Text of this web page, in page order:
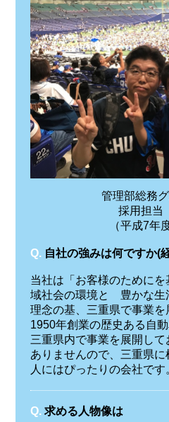
管理部総務
採用担
（平成7年
Q. 自社の強みは何ですか(
当社は「お客様のために
域社会の環境と 豊かな生
理念の基、三重県で事業を
1950年創業の歴史ある自動
三重県内で事業を展開し
ありませんので、三重県
人にはぴったりの会社です
Q. 求める人物像は